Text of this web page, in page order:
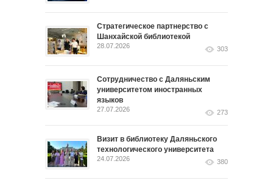
Стратегическое партнерство с
Шанхайской библиотекой
28.07.2026 303
Сотрудничество с Даляньским
университетом иностранных
языков
27.07.2026 273
Визит в библиотеку Даляньского
технологического университета
24.07.2026 380